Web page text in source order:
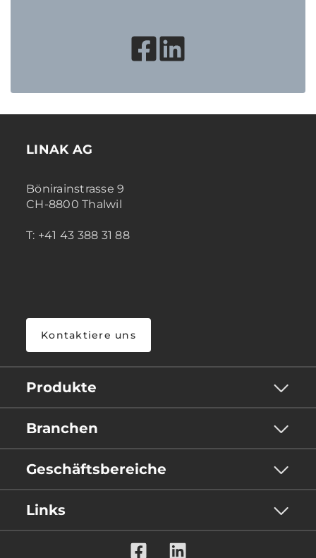
LINAK AG
Bönirainstrasse 9
CH-8800 Thalwil
T: +41 43 388 31 88
Kontaktiere uns
Produkte
Branchen
Geschäftsbereiche
Links